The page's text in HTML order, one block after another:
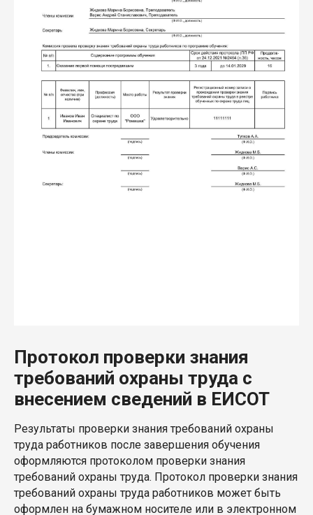
Протокол проверки знания
требований охраны труда с
внесением сведений в ЕИСОТ
Результаты проверки знания требований охраны
труда работников после завершения обучения
оформляются протоколом проверки знания
требований охраны труда. Протокол проверки знания
требований охраны труда работников может быть
оформлен на бумажном носителе или в электронном